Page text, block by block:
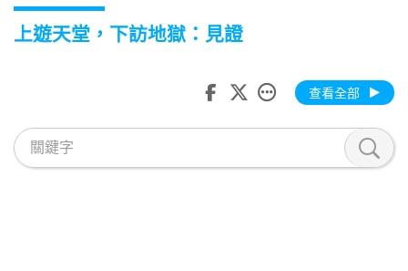
上遊天堂，下訪地獄：見證
查看全部